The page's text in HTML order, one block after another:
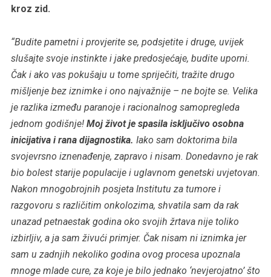
kroz zid.
“Budite pametni i provjerite se, podsjetite i druge, uvijek
slušajte svoje instinkte i jake predosjećaje, budite uporni.
Čak i ako vas pokušaju u tome spriječiti, tražite drugo
mišljenje bez iznimke i ono najvažnije – ne bojte se. Velika
je razlika između paranoje i racionalnog samopregleda
jednom godišnje! Moj život je spasila isključivo osobna
inicijativa i rana dijagnostika. Iako sam doktorima bila
svojevrsno iznenađenje, zapravo i nisam. Donedavno je rak
bio bolest starije populacije i uglavnom genetski uvjetovan.
Nakon mnogobrojnih posjeta Institutu za tumore i
razgovoru s različitim onkolozima, shvatila sam da rak
unazad petnaestak godina oko svojih žrtava nije toliko
izbirljiv, a ja sam živući primjer. Čak nisam ni iznimka jer
sam u zadnjih nekoliko godina ovog procesa upoznala
mnoge mlade cure, za koje je bilo jednako ‘nevjerojatno’ što